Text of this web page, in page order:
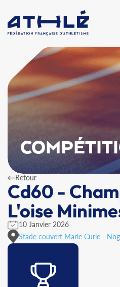
Retour
Cd60 -
L'oise
10 Janvier 2026
Stade couvert Marie Curie -